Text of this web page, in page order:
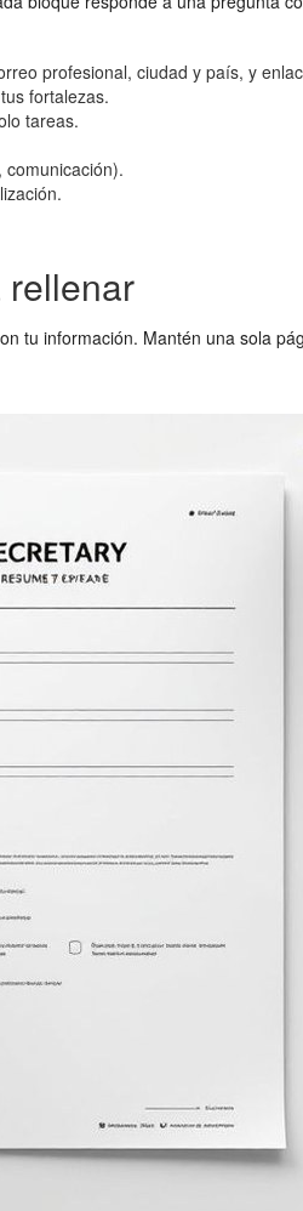
profesional, ciudad y país, y
fortalezas.
tareas.
tu información. Mantén una sola